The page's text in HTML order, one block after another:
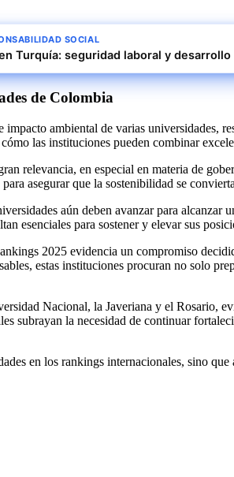
SOCIAL
en Turquía: seguridad laboral y
de Colombia
ambiental de varias universidades,
las instituciones pueden combinar
relevancia, en especial en materia de
asegurar que la sostenibilidad se
aún deben avanzar para
esenciales para sostener y elevar sus
2025 evidencia un compromiso
estas instituciones procuran no solo
Nacional, la Javeriana y el Rosario,
subrayan la necesidad de continuar
en los rankings internacionales, sino